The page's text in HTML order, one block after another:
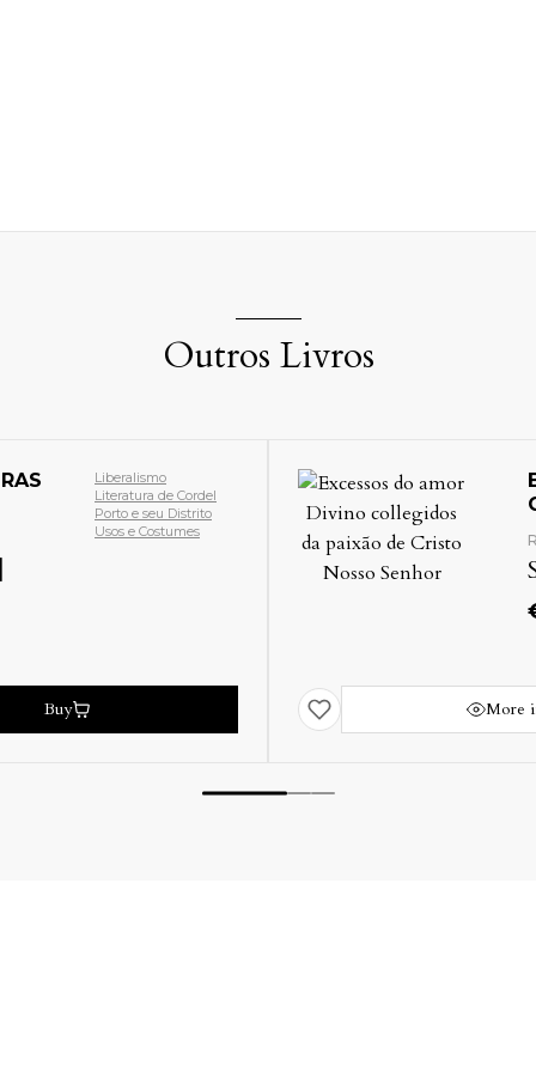
Outros Livros
EXCESSOS DO AMOR DIVINO
COLLEGIDOS DA PAIXÃO DE
CRISTO NOSSO SENHOR
Ref: 37725
SA [sem autor declarado]
Buy